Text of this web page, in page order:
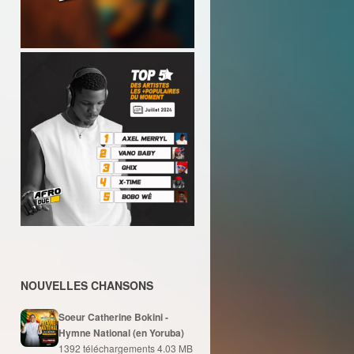
NOUVELLES CHANSONS
Soeur Catherine Bokini -
Hymne National (en Yoruba)
1392 téléchargements4.03 MB